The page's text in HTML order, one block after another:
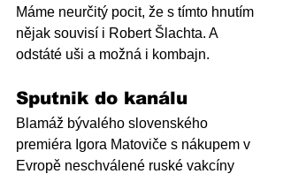
Máme neurčitý pocit, že s tímto hnutím
nějak souvisí i Robert Šlachta. A
odstáté uši a možná i kombajn.
Sputnik do kanálu
Blamáž bývalého slovenského
premiéra Igora Matoviče s nákupem v
Evropě neschválené ruské vakcíny